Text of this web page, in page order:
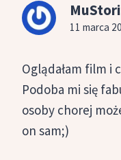
11 marca
Oglądałam film i
Podoba mi się
osoby chorej
on sam;)